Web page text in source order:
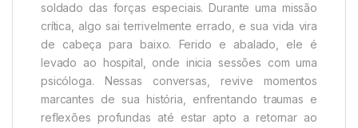
soldado das forças especiais. Durante uma missão
crítica, algo sai terrivelmente errado, e sua vida vira
de cabeça para baixo. Ferido e abalado, ele é
levado ao hospital, onde inicia sessões com uma
psicóloga. Nessas conversas, revive momentos
marcantes de sua história, enfrentando traumas e
reflexões profundas até estar apto a retornar ao